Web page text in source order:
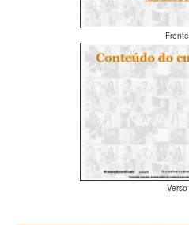
Frente
Verso